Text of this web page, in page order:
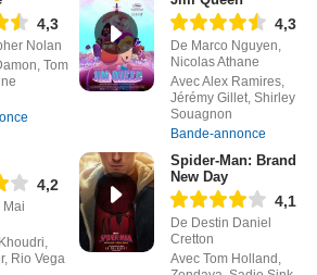
4,3
Nolan
Tom
4,3
De Marco Nguyen,
Nicolas Athane
Avec Alex Ramires,
Jérémy Gillet, Shirley
Souagnon
Bande-annonce
4,2
Mai
Rio Vega
Spider-Man: Brand
New Day
4,1
De Destin Daniel
Cretton
Avec Tom Holland,